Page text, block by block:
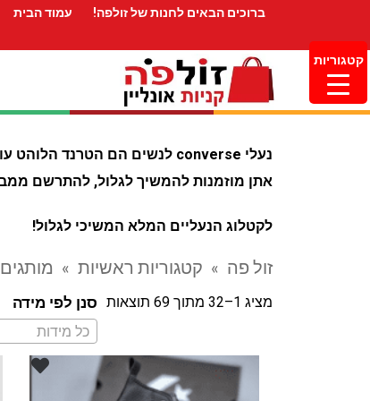
ברוכים הבאים לחנות של זולפה! עמוד הבית
נעלי converse לנשים הם הטרנד הלוהט עוד משנות ה 70 ונראה שהן פה כדי להשאר.
אתן מוזמנות להמשיך לגלול, להתרשם
לקטלוג הנעליים המלא המשיכי לגלול!
זול פה » קטגוריות ראשיות » מותגים OUTLET
מציג 1–32 מתוך 69 תוצאות סנן לפי מידה
כל מידות
קטגוריות